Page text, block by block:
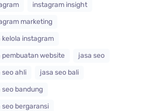
instagram insight
marketing
kelola instagram
pembuatan website
jasa seo
seo ahli
jasa seo bali
seo bandung
seo bergaransi